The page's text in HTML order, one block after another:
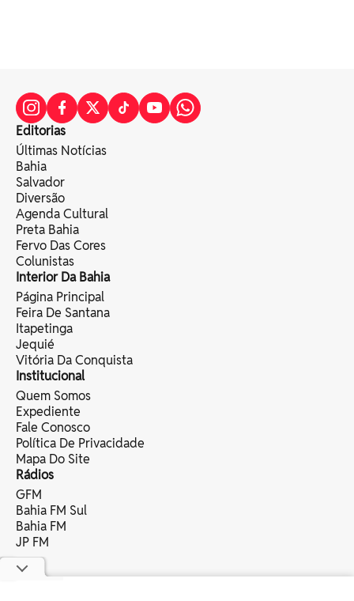
Editorias
Últimas Notícias
Bahia
Salvador
Diversão
Agenda Cultural
Preta Bahia
Fervo Das Cores
Colunistas
Interior Da Bahia
Página Principal
Feira De Santana
Itapetinga
Jequié
Vitória Da Conquista
Institucional
Quem Somos
Expediente
Fale Conosco
Política De Privacidade
Mapa Do Site
Rádios
GFM
Bahia FM Sul
Bahia FM
JP FM